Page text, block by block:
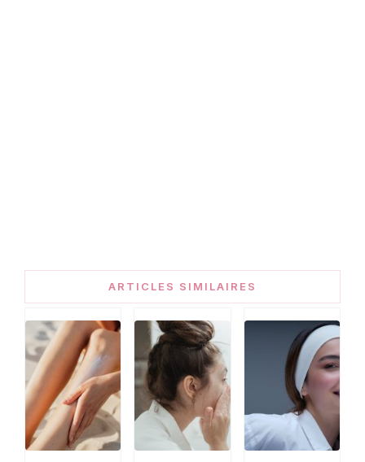
ARTICLES SIMILAIRES